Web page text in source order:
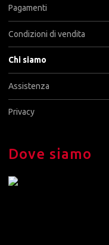
Pagamenti
Condizioni di vendita
Chi siamo
Assistenza
Privacy
Dove siamo